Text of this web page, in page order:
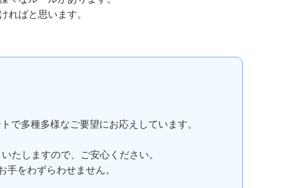
ればと思います。
で多種多様なご要望にお応えしています。
たしますので、ご安心ください。
をわずらわせません。